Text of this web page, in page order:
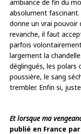
ambiance de fin du
absolument fascinant.
donne un vrai pouvoir
revanche, il faut
parfois
largement la
déglingués, les
poussière, le sang
trembler. Enfin si,
Et lorsque ma
publié en France par